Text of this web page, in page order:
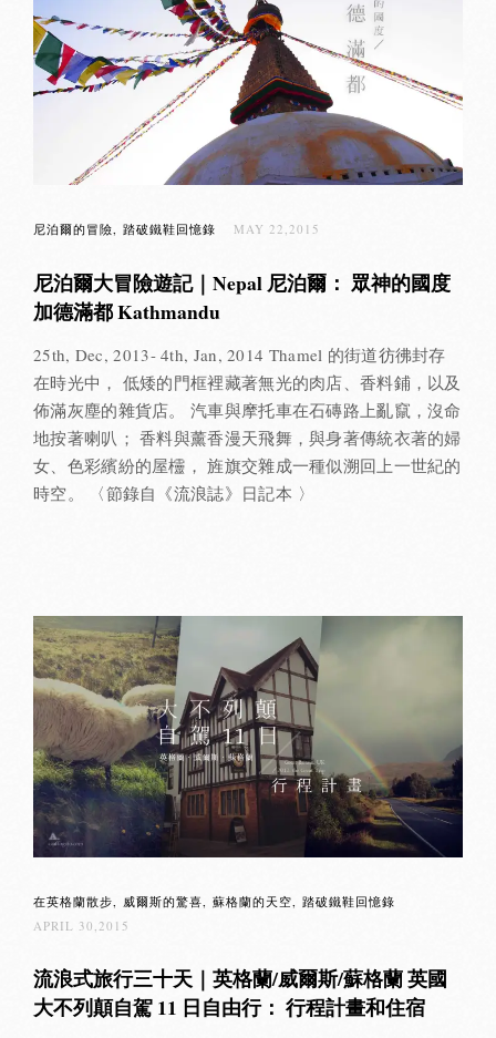
尼泊爾的冒險 踏破鐵鞋回憶錄 MAY 22,2015
尼泊爾大冒險遊記｜Nepal 尼泊爾： 眾神的國度
加德滿都 Kathmandu
25th, Dec, 2013- 4th, Jan, 2014 Thamel 的街道彷彿封存
在時光中， 低矮的門框裡藏著無光的肉店、香料鋪，以及
佈滿灰塵的雜貨店。 汽車與摩托車在石磚路上亂竄，沒命
地按著喇叭； 香料與薰香漫天飛舞，與身著傳統衣著的婦
女、色彩繽紛的屋欞， 旌旗交雜成一種似溯回上一世紀的
時空。 〈節錄自《流浪誌》日記本 〉
在英格蘭散步 威爾斯的驚喜 蘇格蘭的天空
踏破鐵鞋回憶錄
APRIL 30,2015
流浪式旅行三十天｜英格蘭/威爾斯/蘇格蘭 英國
大不列顛自駕 11 日自由行： 行程計畫和住宿